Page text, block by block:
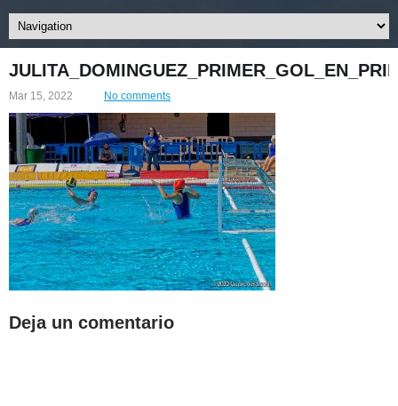
Mar 15, 2022 No comments
Deja un comentario